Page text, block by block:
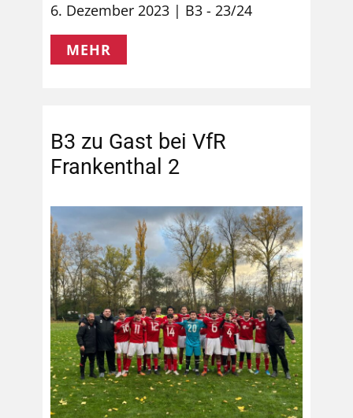
6. Dezember 2023 B3 - 23/24
MEHR
B3 zu Gast bei VfR
Frankenthal 2